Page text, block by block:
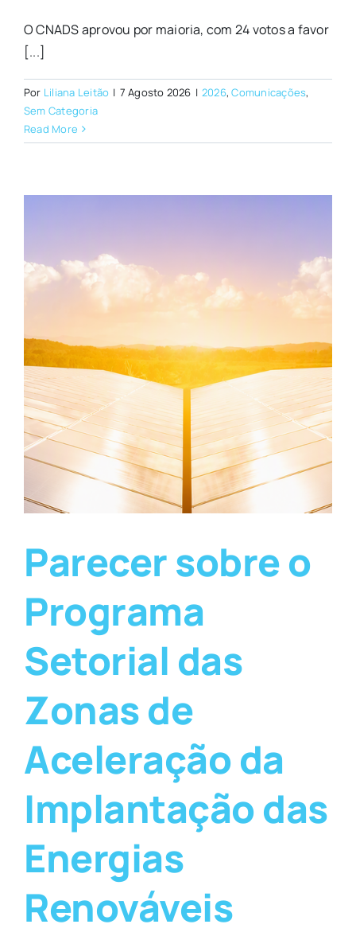
O CNADS aprovou por maioria, com 24 votos a favor
[...]
Por Liliana Leitão | 7 Agosto 2026 | 2026,Comunicações,
Sem Categoria
Read More
Parecer sobre o
Programa
Setorial das
Zonas de
Aceleração da
Implantação das
Energias
Renováveis